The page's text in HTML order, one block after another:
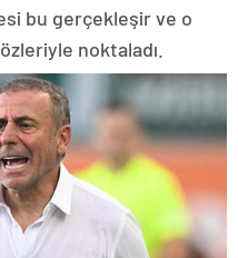
bu gerçekleşir ve o
noktaladı.